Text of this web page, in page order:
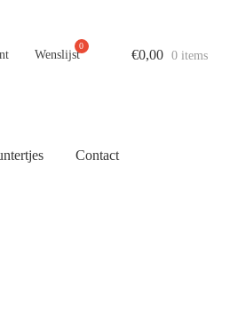
Wenslijst €0,00 0 items
Contact